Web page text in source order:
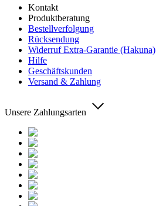
Kontakt
Produktberatung
Bestellverfolgung
Rücksendung
Widerruf Extra-Garantie (Hakuna)
Hilfe
Geschäftskunden
Versand & Zahlung
Unsere Zahlungsarten